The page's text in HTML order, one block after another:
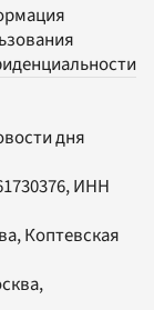
дня
ИНН
Коптевская
,